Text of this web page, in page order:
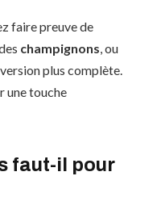
faire preuve de
champignons, ou
plus complète.
une touche
faut-il pour